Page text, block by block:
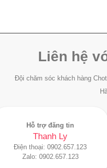
Liên hệ
Đội chăm sóc khách hàng
Hỗ trợ đăng tin
Thanh Ly
Điện thoại: 0902.657.123
Zalo: 0902.657.123